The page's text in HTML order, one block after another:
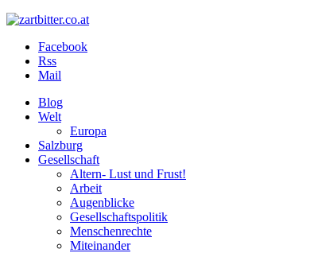
Facebook
Rss
Mail
Blog
Welt
Europa
Salzburg
Gesellschaft
Altern- Lust und Frust!
Arbeit
Augenblicke
Gesellschaftspolitik
Menschenrechte
Miteinander